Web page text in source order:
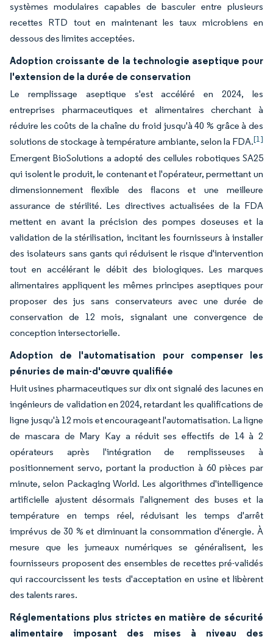
systèmes modulaires capables de basculer entre plusieurs
recettes RTD tout en maintenant les taux microbiens en
dessous des limites acceptées.
Adoption croissante de la technologie aseptique pour
l'extension de la durée de conservation
Le remplissage aseptique s'est accéléré en 2024, les
entreprises pharmaceutiques et alimentaires cherchant à
réduire les coûts de la chaîne du froid jusqu'à 40 % grâce à des
solutions de stockage à température ambiante, selon la FDA.[1]
Emergent BioSolutions a adopté des cellules robotiques SA25
qui isolent le produit, le contenant et l'opérateur, permettant un
dimensionnement flexible des flacons et une meilleure
assurance de stérilité. Les directives actualisées de la FDA
mettent en avant la précision des pompes doseuses et la
validation de la stérilisation, incitant les fournisseurs à installer
des isolateurs sans gants qui réduisent le risque d'intervention
tout en accélérant le débit des biologiques. Les marques
alimentaires appliquent les mêmes principes aseptiques pour
proposer des jus sans conservateurs avec une durée de
conservation de 12 mois, signalant une convergence de
conception intersectorielle.
Adoption de l'automatisation pour compenser les
pénuries de main-d'œuvre qualifiée
Huit usines pharmaceutiques sur dix ont signalé des lacunes en
ingénieurs de validation en 2024, retardant les qualifications de
ligne jusqu'à 12 mois et encourageant l'automatisation. La ligne
de mascara de Mary Kay a réduit ses effectifs de 14 à 2
opérateurs après l'intégration de remplisseuses à
positionnement servo, portant la production à 60 pièces par
minute, selon Packaging World. Les algorithmes d'intelligence
artificielle ajustent désormais l'alignement des buses et la
température en temps réel, réduisant les temps d'arrêt
imprévus de 30 % et diminuant la consommation d'énergie. À
mesure que les jumeaux numériques se généralisent, les
fournisseurs proposent des ensembles de recettes pré-validés
qui raccourcissent les tests d'acceptation en usine et libèrent
des talents rares.
Réglementations plus strictes en matière de sécurité
alimentaire imposant des mises à niveau des